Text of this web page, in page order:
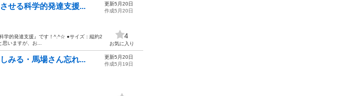
せる科学的発達支援...
学的発達支援』です！^.^☆ ●サイズ：縦約2
いますが、お...
更新5月20日
作成5月20日
4
お気に入り
みる・馬場さん忘れ...
更新5月20日
作成5月19日